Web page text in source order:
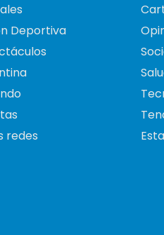
Deportiva
redes